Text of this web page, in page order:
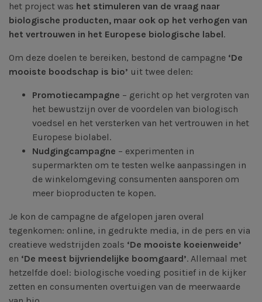
het project was het stimuleren van de vraag naar
biologische producten, maar ook op het verhogen van
het vertrouwen in het Europese biologische label.
Om deze doelen te bereiken, bestond de campagne ‘De
mooiste boodschap is bio’ uit twee delen:
Promotiecampagne – gericht op het vergroten van
het bewustzijn over de voordelen van biologisch
voedsel en het versterken van het vertrouwen in het
Europese biolabel.
Nudgingcampagne – experimenten in
supermarkten om te testen welke aanpassingen in
de winkelomgeving consumenten aansporen om
meer bioproducten te kopen.
Je kon de campagne de afgelopen jaren overal
tegenkomen: online, in gedrukte media, in de pers en via
creatieve wedstrijden zoals ‘De mooiste koeienweide’
en ‘De meest bijvriendelijke boomgaard’. Allemaal met
hetzelfde doel: biologische voeding positief in de kijker
zetten en consumenten overtuigen van de meerwaarde